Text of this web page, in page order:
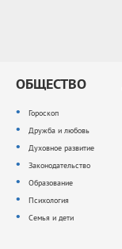
ОБЩЕСТВО
Гороскоп
Дружба и любовь
Духовное развитие
Законодательство
Образование
Психология
Семья и дети